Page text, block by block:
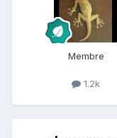
Membre
1.2k